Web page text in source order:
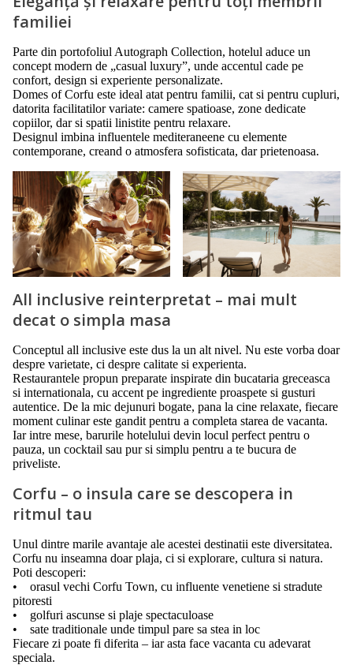
familiei
Parte din portofoliul Autograph Collection, hotelul aduce un
concept modern de „casual luxury”, unde accentul cade pe
confort, design si experiente personalizate.
Domes of Corfu este ideal atat pentru familii, cat si pentru cupluri,
datorita facilitatilor variate: camere spatioase, zone dedicate
copiilor, dar si spatii linistite pentru relaxare.
Designul imbina influentele mediteraneene cu elemente
contemporane, creand o atmosfera sofisticata, dar prietenoasa.
All inclusive reinterpretat – mai mult
decat o simpla masa
Conceptul all inclusive este dus la un alt nivel. Nu este vorba doar
despre varietate, ci despre calitate si experienta.
Restaurantele propun preparate inspirate din bucataria greceasca
si internationala, cu accent pe ingrediente proaspete si gusturi
autentice. De la mic dejunuri bogate, pana la cine relaxate, fiecare
moment culinar este gandit pentru a completa starea de vacanta.
Iar intre mese, barurile hotelului devin locul perfect pentru o
pauza, un cocktail sau pur si simplu pentru a te bucura de
priveliste.
Corfu – o insula care se descopera in
ritmul tau
Unul dintre marile avantaje ale acestei destinatii este diversitatea.
Corfu nu inseamna doar plaja, ci si explorare, cultura si natura.
Poti descoperi:
• orasul vechi Corfu Town, cu influente venetiene si stradute
pitoresti
• golfuri ascunse si plaje spectaculoase
• sate traditionale unde timpul pare sa stea in loc
Fiecare zi poate fi diferita – iar asta face vacanta cu adevarat
speciala.